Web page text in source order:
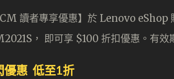
讀者專享優惠】於 Lenovo eShop
， 即可享 $100 折扣優惠。有效
優惠 低至1折